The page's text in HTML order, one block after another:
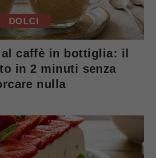
DOLCI
caffè in bottiglia: il
in 2 minuti senza
nulla